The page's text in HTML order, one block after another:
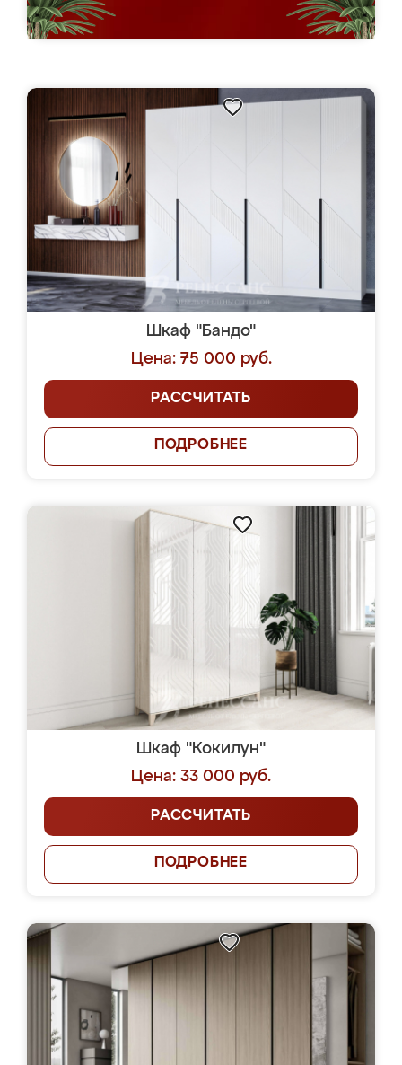
Шкаф "Бандо"
Цена: 75 000 руб.
РАССЧИТАТЬ
ПОДРОБНЕЕ
Шкаф "Кокилун"
Цена: 33 000 руб.
РАССЧИТАТЬ
ПОДРОБНЕЕ